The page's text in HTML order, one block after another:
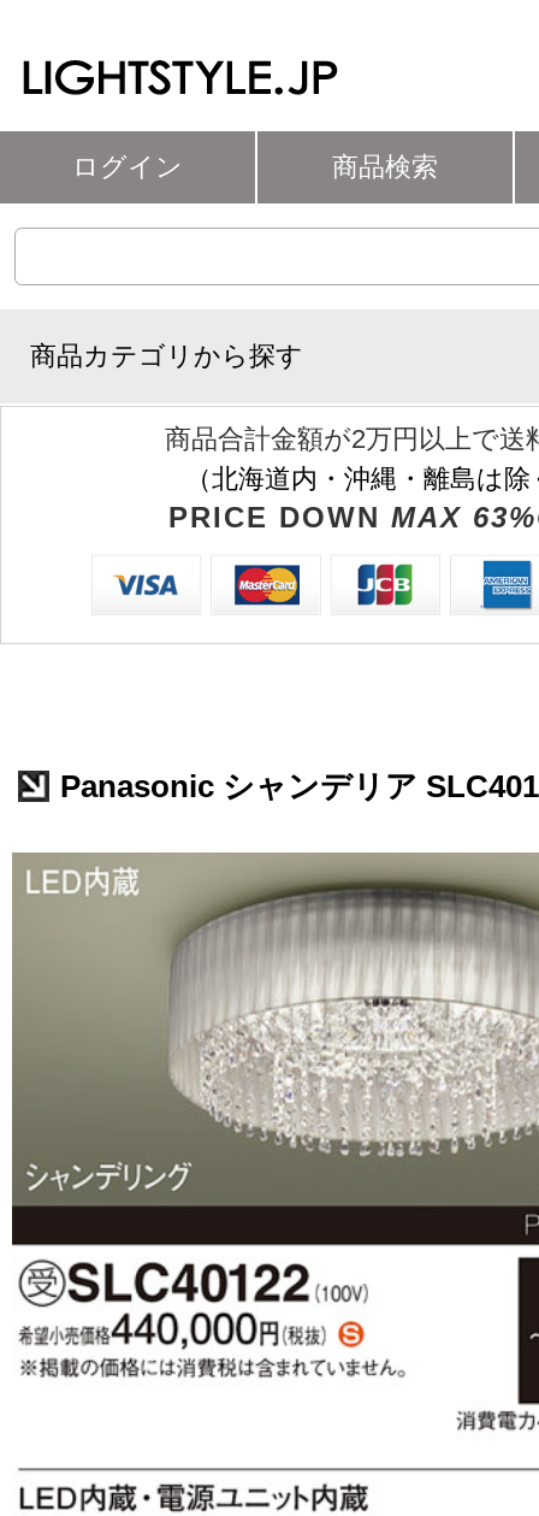
ログイン 商品検索
商品カテゴリから探す
商品合計金額が2万円以上で送
（北海道内・沖縄・離島は
PRICE DOWN MAX
Panasonic シャンデリア